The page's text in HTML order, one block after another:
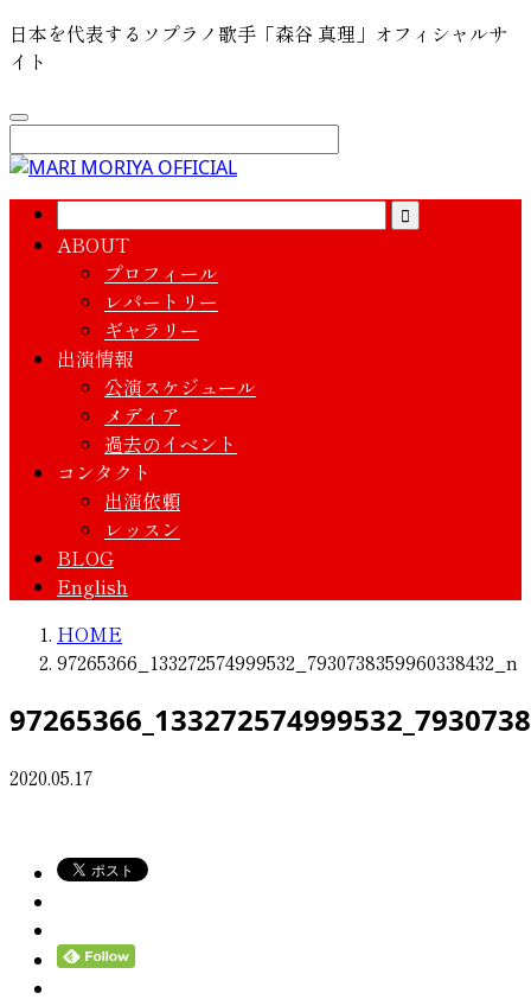
日本を代表するソプラノ歌手「森谷 真理」オフィシャルサ
イト
ABOUT
プロフィール
レパートリー
ギャラリー
出演情報
公演スケジュール
メディア
過去のイベント
コンタクト
出演依頼
レッスン
BLOG
English
HOME
97265366_133272574999532_7930738359960338432_n
2020.05.17